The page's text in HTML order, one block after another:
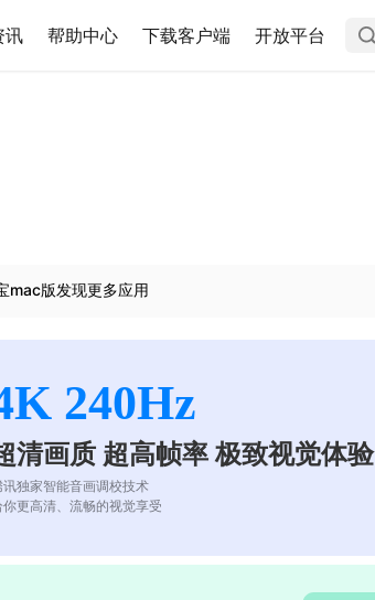
讯 帮助中心 下载客户端 开放平台
mac版发现更多应用
240Hz
清画质 超高帧率 极致视觉体验
讯独家智能音画调校技术
你更高清、流畅的视觉享受